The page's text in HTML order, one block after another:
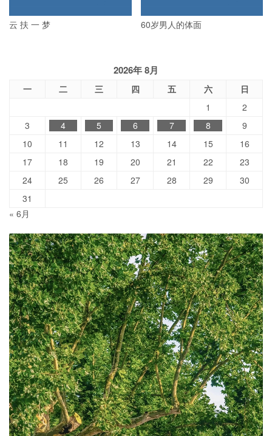
云 扶 一 梦 60岁男人的体面
2026年 8月
一 二 三 四 五 六
日
1
2
3
4 5 6 7 8
9
10
11 12 13 14 15
16
17
18 19 20 21 22
23
24
25 26 27 28 29
30
31
« 6月